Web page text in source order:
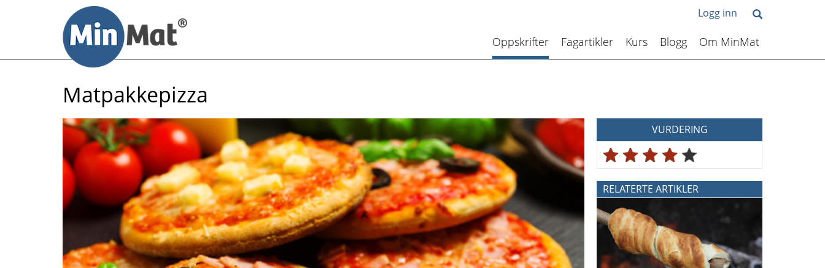
Logg inn
Oppskrifter Fagartikler Kurs Blogg Om MinMat
Matpakkepizza
VURDERING
RELATERTE ARTIKLER